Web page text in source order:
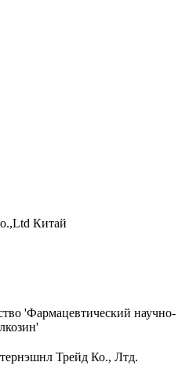
Китай
'Фармацевтический научно-
Трейд Ко., Лтд.